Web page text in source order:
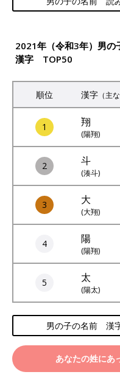
2021年（令和3年）男
漢字 TOP50
順位 漢字 （主
1 翔
(陽翔)
2 斗
(湊斗)
3 大
(大翔)
4 陽
(陽翔)
5 太
(陽太)
男の子の名前 漢
あなたの姓に